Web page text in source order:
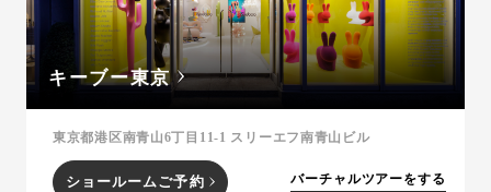
キーブー東京
東京都港区南青山6丁目11-1 スリーエフ南青山ビル
ショールームご予約 バーチャルツアーをする